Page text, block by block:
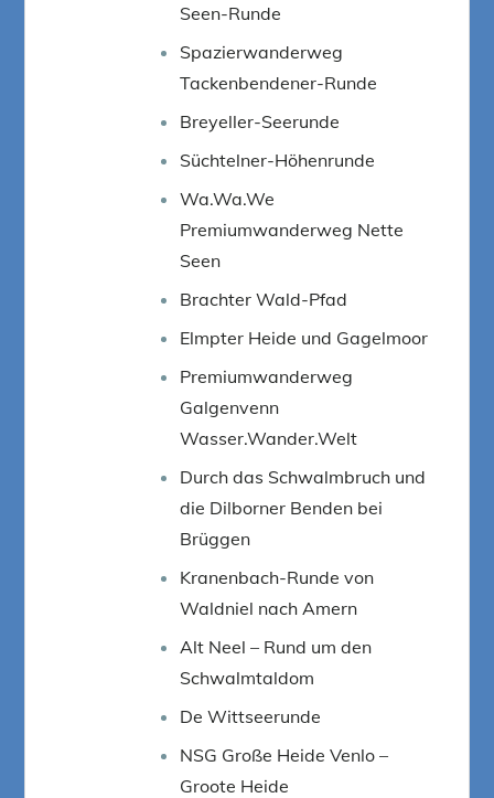
Seen-Runde
Spazierwanderweg
Tackenbendener-Runde
Breyeller-Seerunde
Süchtelner-Höhenrunde
Wa.Wa.We
Premiumwanderweg Nette
Seen
Brachter Wald-Pfad
Elmpter Heide und Gagelmoor
Premiumwanderweg
Galgenvenn
Wasser.Wander.Welt
Durch das Schwalmbruch und
die Dilborner Benden bei
Brüggen
Kranenbach-Runde von
Waldniel nach Amern
Alt Neel – Rund um den
Schwalmtaldom
De Wittseerunde
NSG Große Heide Venlo –
Groote Heide